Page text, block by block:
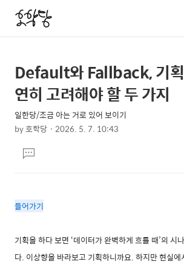
상
세
컨
텐
본
문
제
목
Default와 Fallback, 기
연히 고려해야 할 두 가지
일한당/조금 아는 거로 있어 보이기
by호학당 2026. 5. 7. 10:43
문댓
글
들어가기
기획을 하다 보면 ‘데이터가 완벽하게 흐를 때’의 시
다. 이상향을 바라보고 기획하니까요. 하지만 현실